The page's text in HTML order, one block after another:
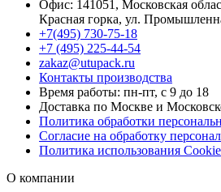
Офис: 141051, Московская
Красная горка, ул.
+7(495) 730-75-18
+7 (495) 225-44-54
zakaz@utupack.ru
Контакты производства
Время работы: пн-пт, с 9 до 18
Доставка по Москве и
Политика обработки
Согласие на обработку
Политика использования Cookie
О компании